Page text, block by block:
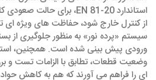
از کنترل خارج شود، حفاظت‌ های ویژه‌ ای
سیستم «پرده نور» به منظور جلوگیری از
ورودی پیش‌ بینی شده است. همچنین،
وضعیت قطعات، تطابق با الزامات تست و
ای را فراهم می‌ آورند که هم به کاهش